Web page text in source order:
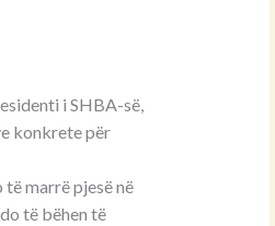
i SHBA-së,
konkrete për
të marrë pjesë në
të bëhen të